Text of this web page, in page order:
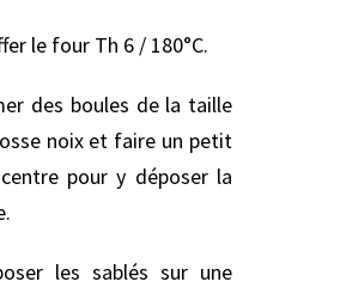
le four Th 6 / 180°C.
des boules de la taille
noix et faire un petit
pour y déposer la
les sablés sur une